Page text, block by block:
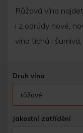
Růžová vína
i z odrůdy nové,
vína tichá i
Druh vína
růžové
Jakostní zatřídění